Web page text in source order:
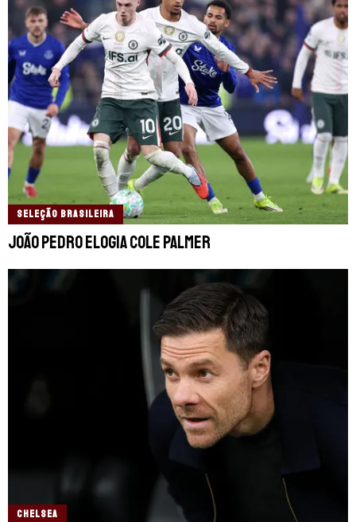
SELEÇÃO BRASILEIRA
João Pedro elogia Cole Palmer
CHELSEA